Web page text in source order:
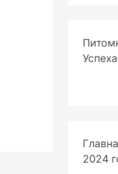
2024